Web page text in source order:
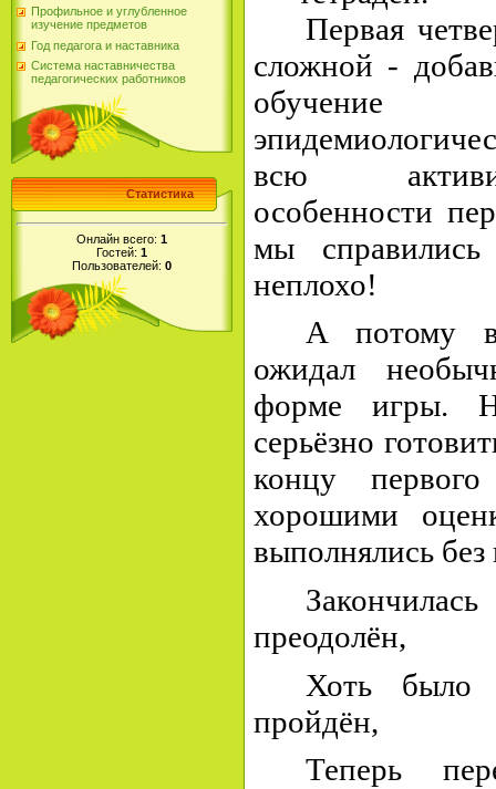
Профильное и углубленное
изучение предметов
Год педагога и наставника
Система наставничества
педагогических работников
Статистика
Онлайн всего: 1
Гостей: 1
Пользователей: 0
Первая
сложной -
всю
особенности
мы
неплохо!
А потому в
ожидал
форме игры.
серьёзно
концу
хорошими
выполнялись
преодолён,
Хоть было
пройдён,
Теперь